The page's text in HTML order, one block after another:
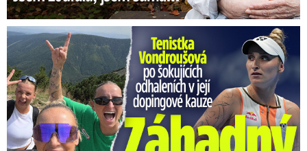
Vondroušová po šokujících odhaleních v kauze: Záhadný vzkaz!